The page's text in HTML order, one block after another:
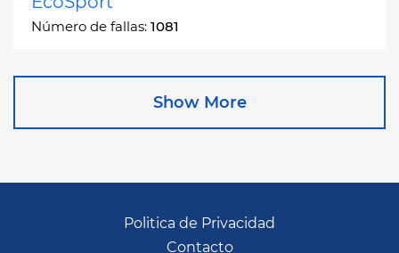
Número de fallas: 1081
Escape
Show More
Politica de Privacidad
Contacto